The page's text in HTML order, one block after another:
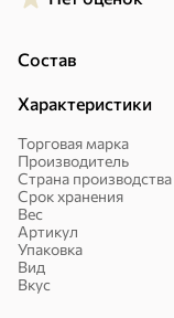
Состав
Характеристики
Торговая марка
Производитель
Страна производства
Срок хранения
Вес
Артикул
Упаковка
Вид
Вкус
17,5 ₽
Батончик «Чио Рио», 30 г
ХИТ
В корзину